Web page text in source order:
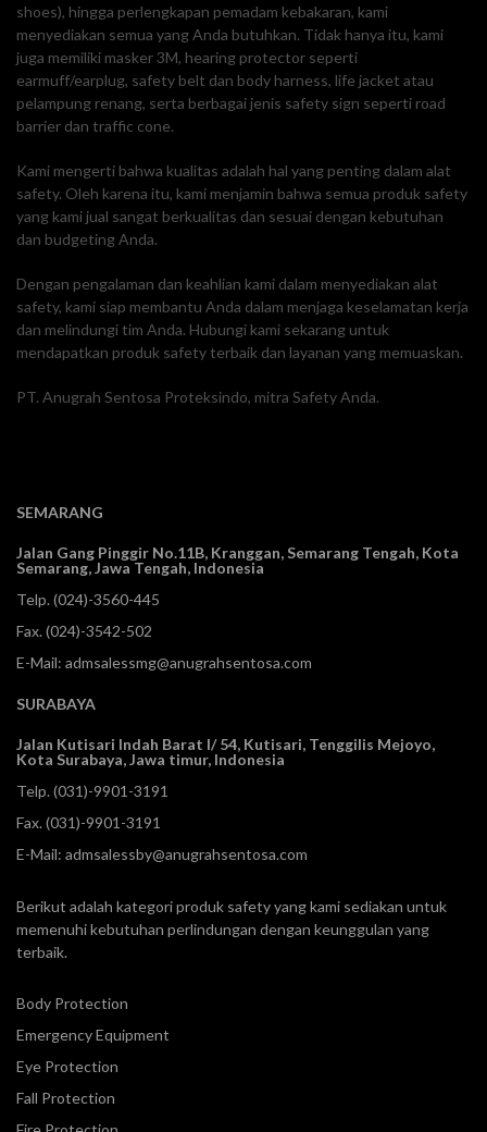
shoes), hingga perlengkapan pemadam kebakaran, kami
menyediakan semua yang Anda butuhkan. Tidak hanya itu, kami
juga memiliki masker 3M, hearing protector seperti
earmuff/earplug, safety belt dan body harness, life jacket atau
pelampung renang, serta berbagai jenis safety sign seperti road
barrier dan traffic cone.
Kami mengerti bahwa kualitas adalah hal yang penting dalam alat
safety. Oleh karena itu, kami menjamin bahwa semua produk safety
yang kami jual sangat berkualitas dan sesuai dengan kebutuhan
dan budgeting Anda.
Dengan pengalaman dan keahlian kami dalam menyediakan alat
safety, kami siap membantu Anda dalam menjaga keselamatan kerja
dan melindungi tim Anda. Hubungi kami sekarang untuk
mendapatkan produk safety terbaik dan layanan yang memuaskan.
PT. Anugrah Sentosa Proteksindo, mitra Safety Anda.
SEMARANG
Jalan Gang Pinggir No.11B, Kranggan,Semarang Tengah, Kota
Semarang, Jawa Tengah, Indonesia
Telp. (024)-3560-445
Fax. (024)-3542-502
E-Mail: admsalessmg@anugrahsentosa.com
SURABAYA
Jalan Kutisari Indah Barat I/ 54, Kutisari, Tenggilis Mejoyo,
Kota Surabaya, Jawa timur, Indonesia
Telp. (031)-9901-3191
Fax. (031)-9901-3191
E-Mail: admsalessby@anugrahsentosa.com
Berikut adalah kategori produk safety yang kami sediakan untuk
memenuhi kebutuhan perlindungan dengan keunggulan yang
terbaik.
Body Protection
Emergency Equipment
Eye Protection
Fall Protection